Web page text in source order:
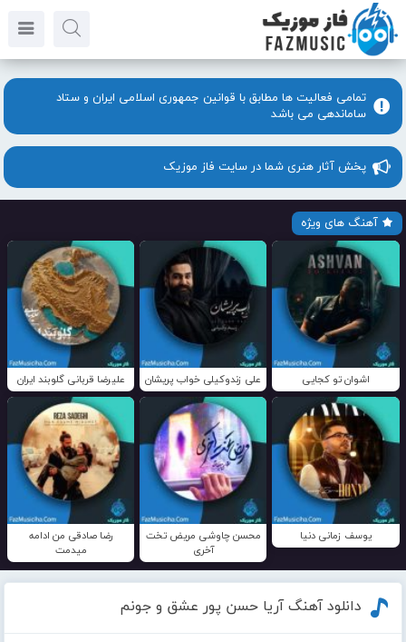
تمامی فعالیت ها مطابق با قوانین جمهوری اسلامی ایران و ستاد
ساماندهی می باشد
پخش آثار هنری شما در سایت فاز موزیک
آهنگ های ویژه
اشوان تو کجایی علی زندوکیلی خواب پریشان علیرضا قربانی گلوبند ایران
یوسف زمانی دنیا
محسن چاوشی مریض تخت
آخری
رضا صادقی من ادامه
میدمت
دانلود آهنگ آریا حسن پور عشق و جونم